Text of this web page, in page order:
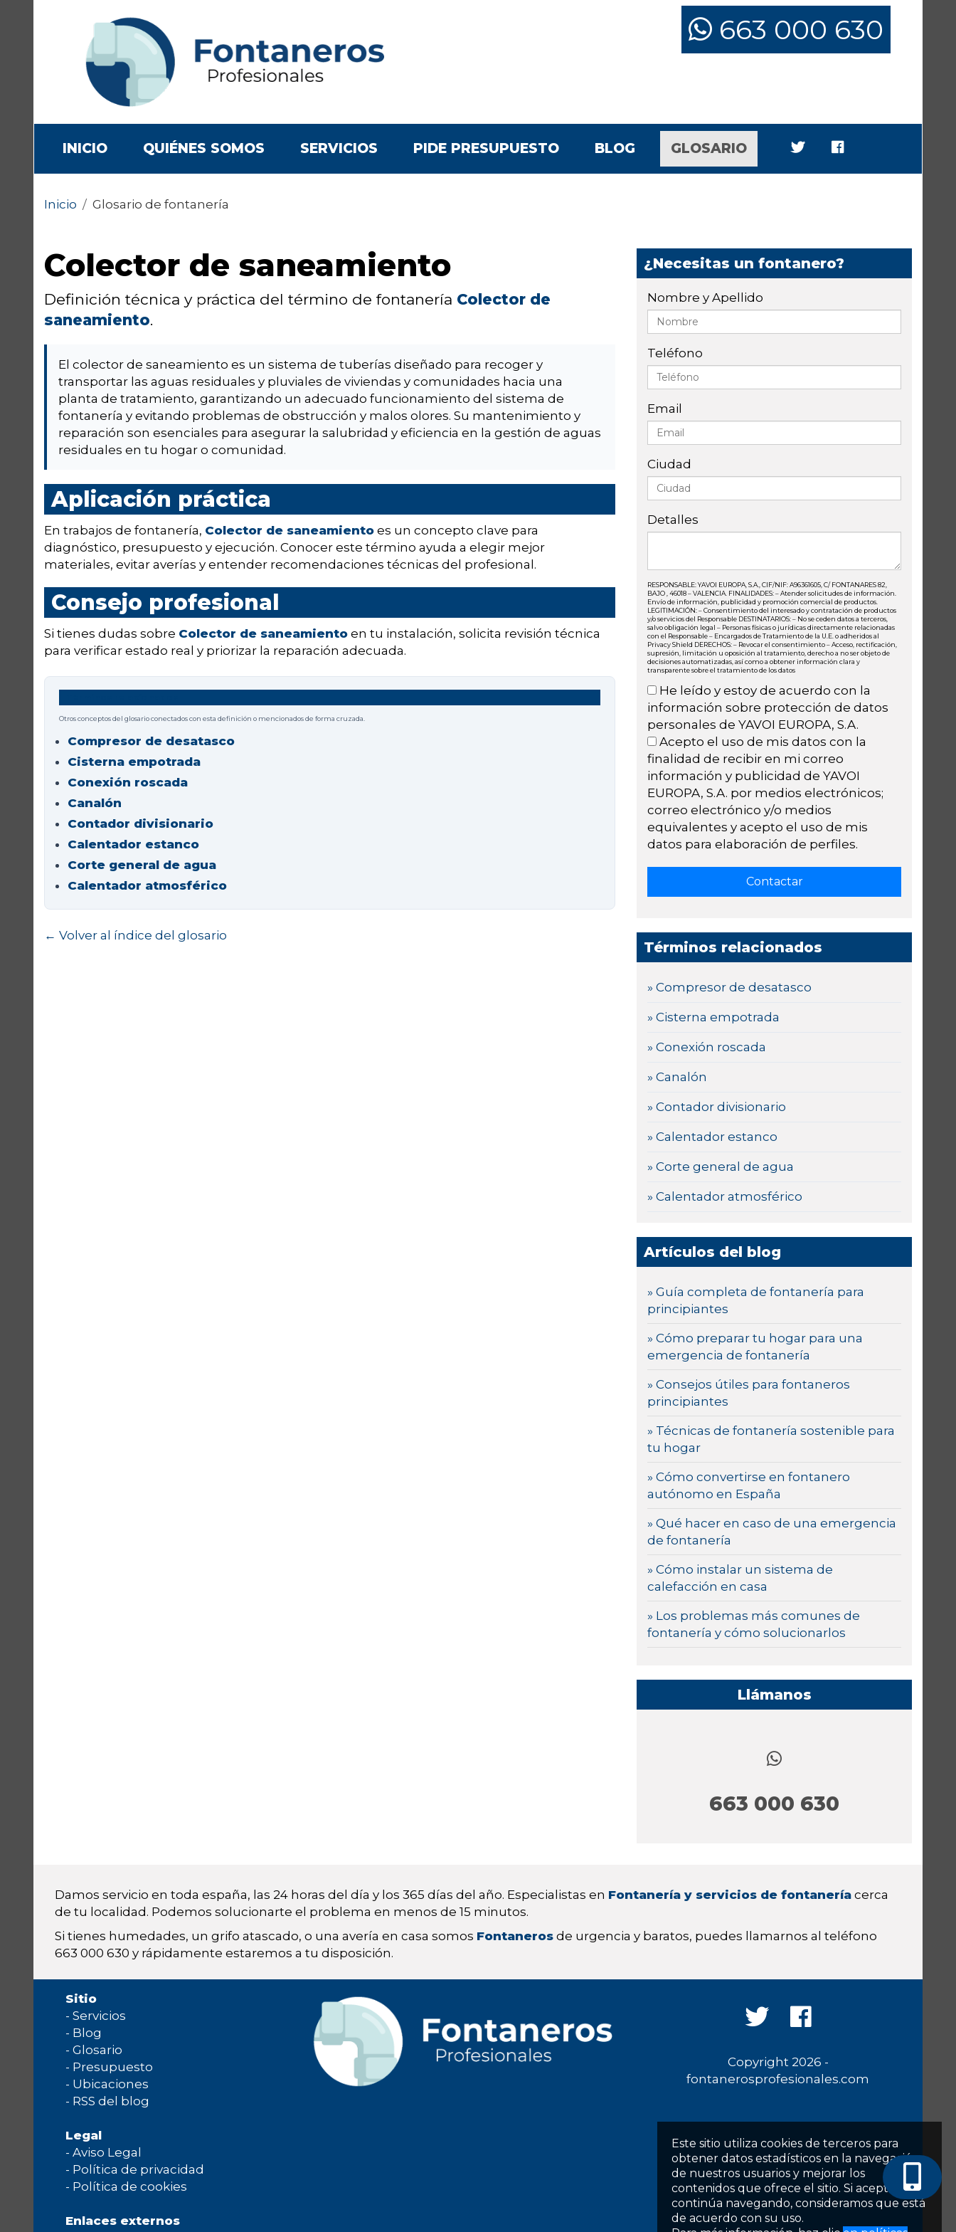
Este sitio utiliza cookies de terceros para
obtener datos estadísticos en la navegación
de nuestros usuarios y mejorar los
contenidos que ofrece el sitio. Si acepta o
continúa navegando, consideramos que está
de acuerdo con su uso.
663 000 630
INICIO(CURRENT)
QUIÉNES SOMOS SERVICIOS PIDE PRESUPUESTO BLOG GLOSARIO
Inicio / Glosario de fontanería
Colector de saneamiento
Definición técnica y práctica del término de fontanería Colector de
saneamiento.
El colector de saneamiento es un sistema de tuberías diseñado para recoger y
transportar las aguas residuales y pluviales de viviendas y comunidades hacia una
planta de tratamiento, garantizando un adecuado funcionamiento del sistema de
fontanería y evitando problemas de obstrucción y malos olores. Su mantenimiento y
reparación son esenciales para asegurar la salubridad y eficiencia en la gestión de aguas
residuales en tu hogar o comunidad.
Aplicación práctica
En trabajos de fontanería, Colector de saneamiento es un concepto clave para
diagnóstico, presupuesto y ejecución. Conocer este término ayuda a elegir mejor
materiales, evitar averías y entender recomendaciones técnicas del profesional.
Consejo profesional
Si tienes dudas sobre Colector de saneamiento en tu instalación, solicita revisión técnica
para verificar estado real y priorizar la reparación adecuada.
Otros conceptos del glosario conectados con esta definición o mencionados de forma cruzada.
Compresor de desatasco
Cisterna empotrada
Conexión roscada
Canalón
Contador divisionario
Calentador estanco
Corte general de agua
Calentador atmosférico
← Volver al índice del glosario
¿Necesitas un fontanero?
Nombre y Apellido
Teléfono
Email
Ciudad
Detalles
RESPONSABLE: YAVOI EUROPA, S.A., CIF/NIF: A96361605, C/ FONTANARES 82,
BAJO , 46018 – VALENCIA. FINALIDADES: – Atender solicitudes de información.
Envío de información, publicidad y promoción comercial de productos.
LEGITIMACIÓN: – Consentimiento del interesado y contratación de productos
y/o servicios del Responsable DESTINATARIOS: – No se ceden datos a terceros,
salvo obligación legal – Personas físicas o jurídicas directamente relacionadas
con el Responsable – Encargados de Tratamiento de la U.E. o adheridos al
Privacy Shield DERECHOS: – Revocar el consentimiento – Acceso, rectificación,
supresión, limitación u oposición al tratamiento, derecho a no ser objeto de
decisiones automatizadas, así como a obtener información clara y
transparente sobre el tratamiento de los datos
He leído y estoy de acuerdo con la
información sobre protección de datos
personales de YAVOI EUROPA, S.A.
Acepto el uso de mis datos con la
finalidad de recibir en mi correo
información y publicidad de YAVOI
EUROPA, S.A. por medios electrónicos;
correo electrónico y/o medios
equivalentes y acepto el uso de mis
datos para elaboración de perfiles.
Términos relacionados
» Compresor de desatasco
» Cisterna empotrada
» Conexión roscada
» Canalón
» Contador divisionario
» Calentador estanco
» Corte general de agua
» Calentador atmosférico
Artículos del blog
» Guía completa de fontanería para
principiantes
» Cómo preparar tu hogar para una
emergencia de fontanería
» Consejos útiles para fontaneros
principiantes
» Técnicas de fontanería sostenible para
tu hogar
» Cómo convertirse en fontanero
autónomo en España
» Qué hacer en caso de una emergencia
de fontanería
» Cómo instalar un sistema de
calefacción en casa
» Los problemas más comunes de
fontanería y cómo solucionarlos
Llámanos
663 000 630
Damos servicio en toda españa, las 24 horas del día y los 365 días del año. Especialistas en Fontanería y servicios de fontanería cerca
de tu localidad. Podemos solucionarte el problema en menos de 15 minutos.
Si tienes humedades, un grifo atascado, o una avería en casa somos Fontaneros de urgencia y baratos, puedes llamarnos al teléfono
663 000 630 y rápidamente estaremos a tu disposición.
Sitio
- Servicios
- Blog
- Glosario
- Presupuesto
- Ubicaciones
- RSS del blog
Legal
- Aviso Legal
- Política de privacidad
- Política de cookies
Enlaces externos
Copyright 2026 -
fontanerosprofesionales.com